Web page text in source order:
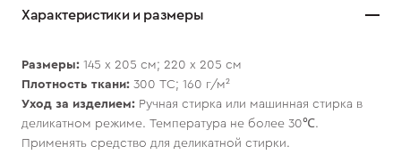
Характеристики и размеры
Размеры: 145 х 205 см; 220 х 205 см
Плотность ткани: 300 ТС; 160 г/м²
Уход за изделием:Ручная стирка или машинная стирка в
деликатном режиме. Температура не более 30℃.
Применять средство для деликатной стирки.